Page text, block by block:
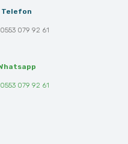
Telefon
0553 079 92 61
0553 079 92 61